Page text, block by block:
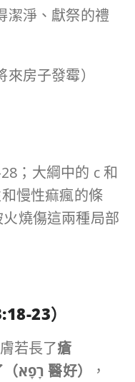
潔淨、獻祭的禮
房子發霉）
；大綱中的 c 和
慢性痲瘋的條
燒傷這兩種局部
23）
若長了瘡
（רָפָא 醫好）
，